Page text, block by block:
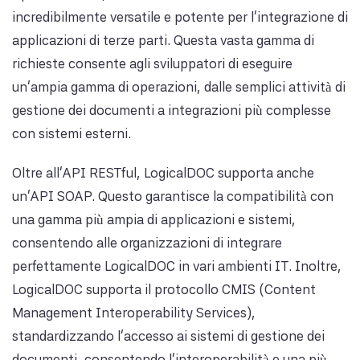
incredibilmente versatile e potente per l'integrazione di
applicazioni di terze parti. Questa vasta gamma di
richieste consente agli sviluppatori di eseguire
un'ampia gamma di operazioni, dalle semplici attività di
gestione dei documenti a integrazioni più complesse
con sistemi esterni.
Oltre all'API RESTful, LogicalDOC supporta anche
un'API SOAP. Questo garantisce la compatibilità con
una gamma più ampia di applicazioni e sistemi,
consentendo alle organizzazioni di integrare
perfettamente LogicalDOC in vari ambienti IT. Inoltre,
LogicalDOC supporta il protocollo CMIS (Content
Management Interoperability Services),
standardizzando l'accesso ai sistemi di gestione dei